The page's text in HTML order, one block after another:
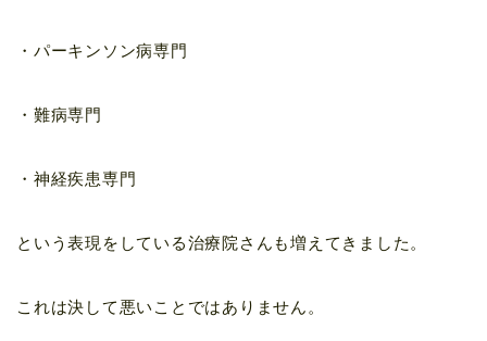
・パーキンソン病専門
・難病専門
・神経疾患専門
という表現をしている治療院さんも増えてきました。
これは決して悪いことではありません。